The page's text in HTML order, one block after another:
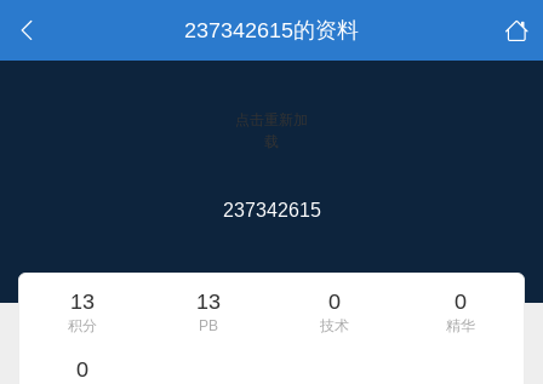
237342615的资料
点击重新加
载
237342615
13
积分
13
PB
0
技术
0
精华
0